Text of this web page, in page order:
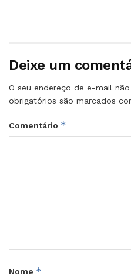
Deixe um
O seu endereço de e-mail
obrigatórios são marcados
Comentário *
Nome *